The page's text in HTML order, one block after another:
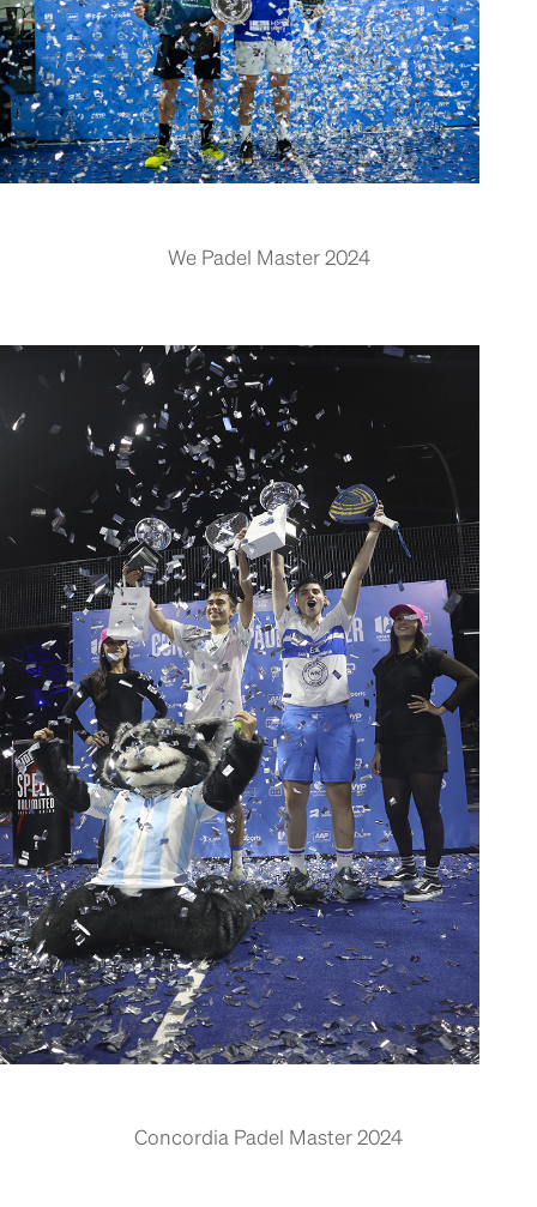
We Padel Master 2024
Concordia Padel Master 2024